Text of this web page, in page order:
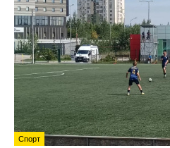
Спорт